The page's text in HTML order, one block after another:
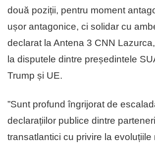
două poziții, pentru moment
ușor antagonice, ci solidar cu
declarat la Antena 3 CNN
la disputele dintre președintele
Trump și UE.
”Sunt profund îngrijorat de
declarațiilor publice dintre
transatlantici cu privire la evoluțiile